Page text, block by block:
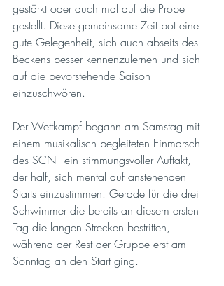
gestärkt oder auch mal auf die Probe
gestellt. Diese gemeinsame Zeit bot eine
gute Gelegenheit, sich auch abseits des
Beckens besser kennenzulernen und sich
auf die bevorstehende Saison
einzuschwören.
Der Wettkampf begann am Samstag mit
einem musikalisch begleiteten Einmarsch
des SCN - ein stimmungsvoller Auftakt,
der half, sich mental auf anstehenden
Starts einzustimmen. Gerade für die drei
Schwimmer die bereits an diesem ersten
Tag die langen Strecken bestritten,
während der Rest der Gruppe erst am
Sonntag an den Start ging.